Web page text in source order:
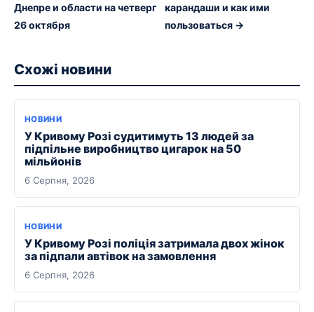
Днепре и области на четверг
26 октября
карандаши и как ими
пользоваться →
Схожі новини
НОВИНИ
У Кривому Розі судитимуть 13 людей за
підпільне виробництво цигарок на 50
мільйонів
6 Серпня, 2026
НОВИНИ
У Кривому Розі поліція затримала двох жінок
за підпали автівок на замовлення
6 Серпня, 2026